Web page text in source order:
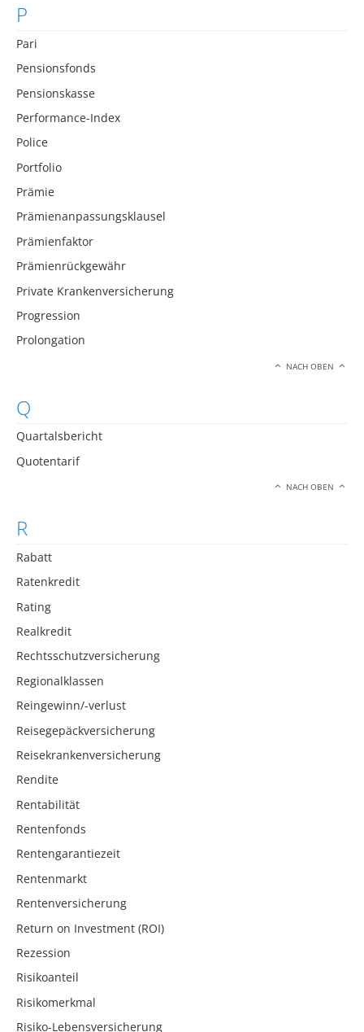
P
Pari
Pensionsfonds
Pensionskasse
Performance-Index
Police
Portfolio
Prämie
Prämienanpassungsklausel
Prämienfaktor
Prämienrückgewähr
Private Krankenversicherung
Progression
Prolongation
NACH OBEN
Q
Quartalsbericht
Quotentarif
NACH OBEN
R
Rabatt
Ratenkredit
Rating
Realkredit
Rechtsschutzversicherung
Regionalklassen
Reingewinn/-verlust
Reisegepäckversicherung
Reisekrankenversicherung
Rendite
Rentabilität
Rentenfonds
Rentengarantiezeit
Rentenmarkt
Rentenversicherung
Return on Investment (ROI)
Rezession
Risikoanteil
Risikomerkmal
Risiko-Lebensversicherung